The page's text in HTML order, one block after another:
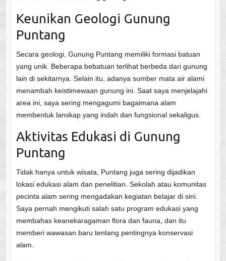
Keunikan Geologi Gunung
Puntang
Secara geologi, Gunung Puntang memiliki formasi batuan
yang unik. Beberapa bebatuan terlihat berbeda dari gunung
lain di sekitarnya. Selain itu, adanya sumber mata air alami
menambah keistimewaan gunung ini. Saat saya menjelajahi
area ini, saya sering mengagumi bagaimana alam
membentuk lanskap yang indah dan fungsional sekaligus.
Aktivitas Edukasi di Gunung
Puntang
Tidak hanya untuk wisata, Puntang juga sering dijadikan
lokasi edukasi alam dan penelitian. Sekolah atau komunitas
pecinta alam sering mengadakan kegiatan belajar di sini.
Saya pernah mengikuti salah satu program edukasi yang
membahas keanekaragaman flora dan fauna, dan itu
memberi wawasan baru tentang pentingnya konservasi
alam.